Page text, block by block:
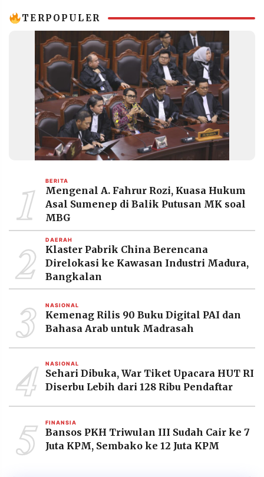
IKUTI
KAMI
RESOLUSI
MEDIA
PRAMUDITA
Resolusi.co
2026
PT.
RESOLUSI
MEDIA
PRAMUDITA
TERPOPULER
1 BERITA
Mengenal A. Fahrur Rozi, Kuasa Hukum
Asal Sumenep di Balik Putusan MK soal
MBG
2 DAERAH
Klaster Pabrik China Berencana
Direlokasi ke Kawasan Industri Madura,
Bangkalan
3 NASIONAL
Kemenag Rilis 90 Buku Digital PAI dan
Bahasa Arab untuk Madrasah
4 NASIONAL
Sehari Dibuka, War Tiket Upacara HUT RI
Diserbu Lebih dari 128 Ribu Pendaftar
5 FINANSIA
Bansos PKH Triwulan III Sudah Cair ke 7
Juta KPM, Sembako ke 12 Juta KPM